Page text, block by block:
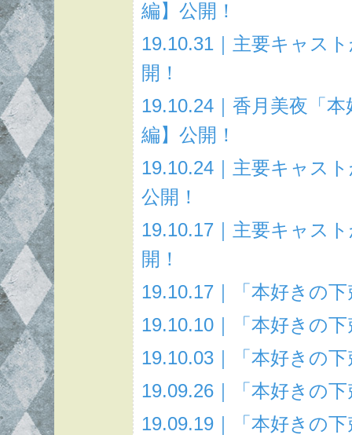
編】公開！
19.10.31｜主要キャス
開！
19.10.24｜香月美夜「
編】公開！
19.10.24｜主要キャス
公開！
19.10.17｜主要キャス
開！
19.10.17｜「本好きの
19.10.10｜「本好きの
19.10.03｜「本好きの
19.09.26｜「本好きの
19.09.19｜「本好きの